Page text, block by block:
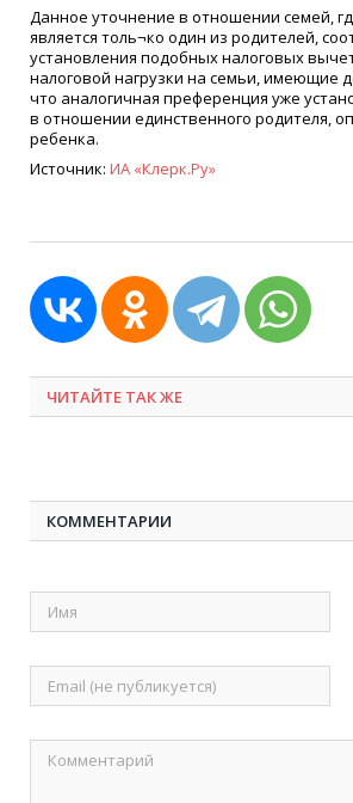
Данное уточнение в отношении семей,
является толь¬ко один из родителей,
установления подобных налоговых
налоговой нагрузки на семьи, имеющие
что аналогичная преференция уже
в отношении единственного родителя,
ребенка.
Источник: ИА «Клерк.Ру»
ЧИТАЙТЕ ТАК ЖЕ
КОММЕНТАРИИ